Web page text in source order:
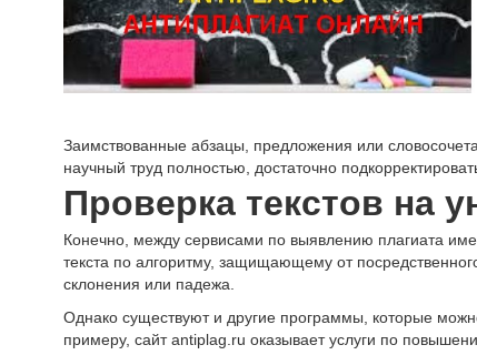
Заимствованные абзацы, предложения или
научный труд полностью, достаточно
Проверка текстов на
Конечно, между сервисами по выявлению плагиата
текста по алгоритму, защищающему от
склонения или падежа.
Однако существуют и другие программы, которые
примеру, сайт antiplag.ru оказывает услуги по